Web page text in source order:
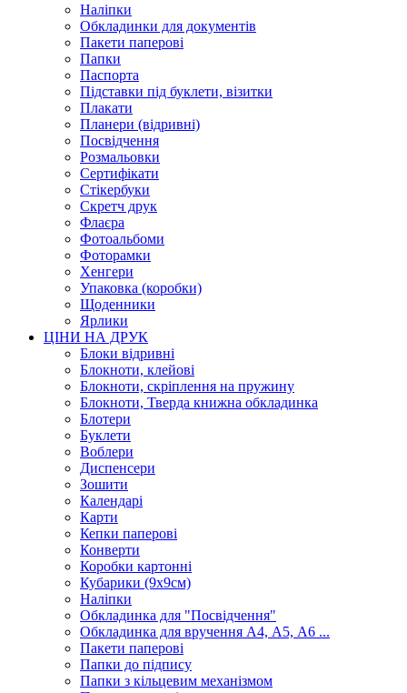
Наліпки
Обкладинки для документів
Пакети паперові
Папки
Паспорта
Підставки під буклети, візитки
Плакати
Планери (відривні)
Посвідчення
Розмальовки
Сертифікати
Стікербуки
Скретч друк
Флаєра
Фотоальбоми
Фоторамки
Хенгери
Упаковка (коробки)
Щоденники
Ярлики
ЦІНИ НА ДРУК
Блоки відривні
Блокноти, клейові
Блокноти, скріплення на пружину
Блокноти, Тверда книжна обкладинка
Блотери
Буклети
Воблери
Диспенсери
Зошити
Календарі
Карти
Кепки паперові
Конверти
Коробки картонні
Кубарики (9х9см)
Наліпки
Обкладинка для "Посвідчення"
Обкладинка для вручення А4, А5, А6 ...
Пакети паперові
Папки до підпису
Папки з кільцевим механізмом